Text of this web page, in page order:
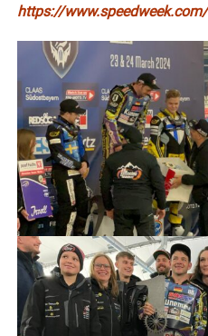
https://www.speedweek.com/